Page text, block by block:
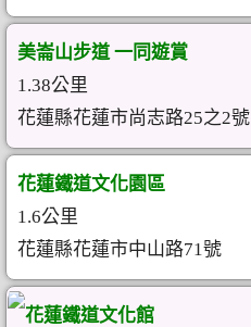
美崙山步道 一同遊賞
1.38公里
花蓮縣花蓮市尚志路25之2號
花蓮鐵道文化園區
1.6公里
花蓮縣花蓮市中山路71號
花蓮鐵道文化館